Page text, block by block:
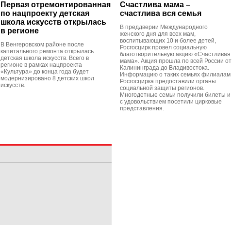
Первая отремонтированная
по нацпроекту детская
школа искусств открылась
в регионе
В Венгеровском районе после
капитального ремонта открылась
детская школа искусств. Всего в
регионе в рамках нацпроекта
«Культура» до конца года будет
модернизировано 8 детских школ
искусств.
Счастлива мама –
счастлива вся семья
В преддверии Международного
женского дня для всех мам,
воспитывающих 10 и более детей,
Росгосцирк провел социальную
благотворительную акцию «Счастливая
мама». Акция прошла по всей России от
Калининграда до Владивостока.
Информацию о таких семьях филиалам
Росгосцирка предоставили органы
социальной защиты регионов.
Многодетные семьи получили билеты и
с удовольствием посетили цирковые
представления.